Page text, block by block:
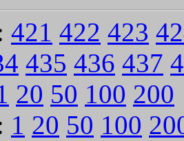
421 422 423
435 436 437
20 50 100 200
1 20 50 100